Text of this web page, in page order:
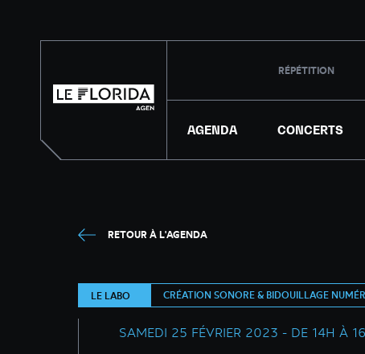
RÉPÉTITION
AGENDA CONCERTS
RETOUR À L'AGENDA
LE LABO CRÉATION SONORE & BIDOUILLAGE
SAMEDI 25 FÉVRIER 2023 - DE 14H À